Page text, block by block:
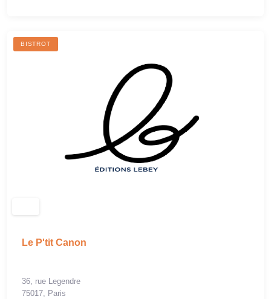
BISTROT
Le P'tit Canon
36, rue Legendre
75017, Paris